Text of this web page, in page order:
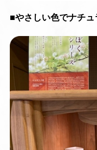
■やさしい色でナチ